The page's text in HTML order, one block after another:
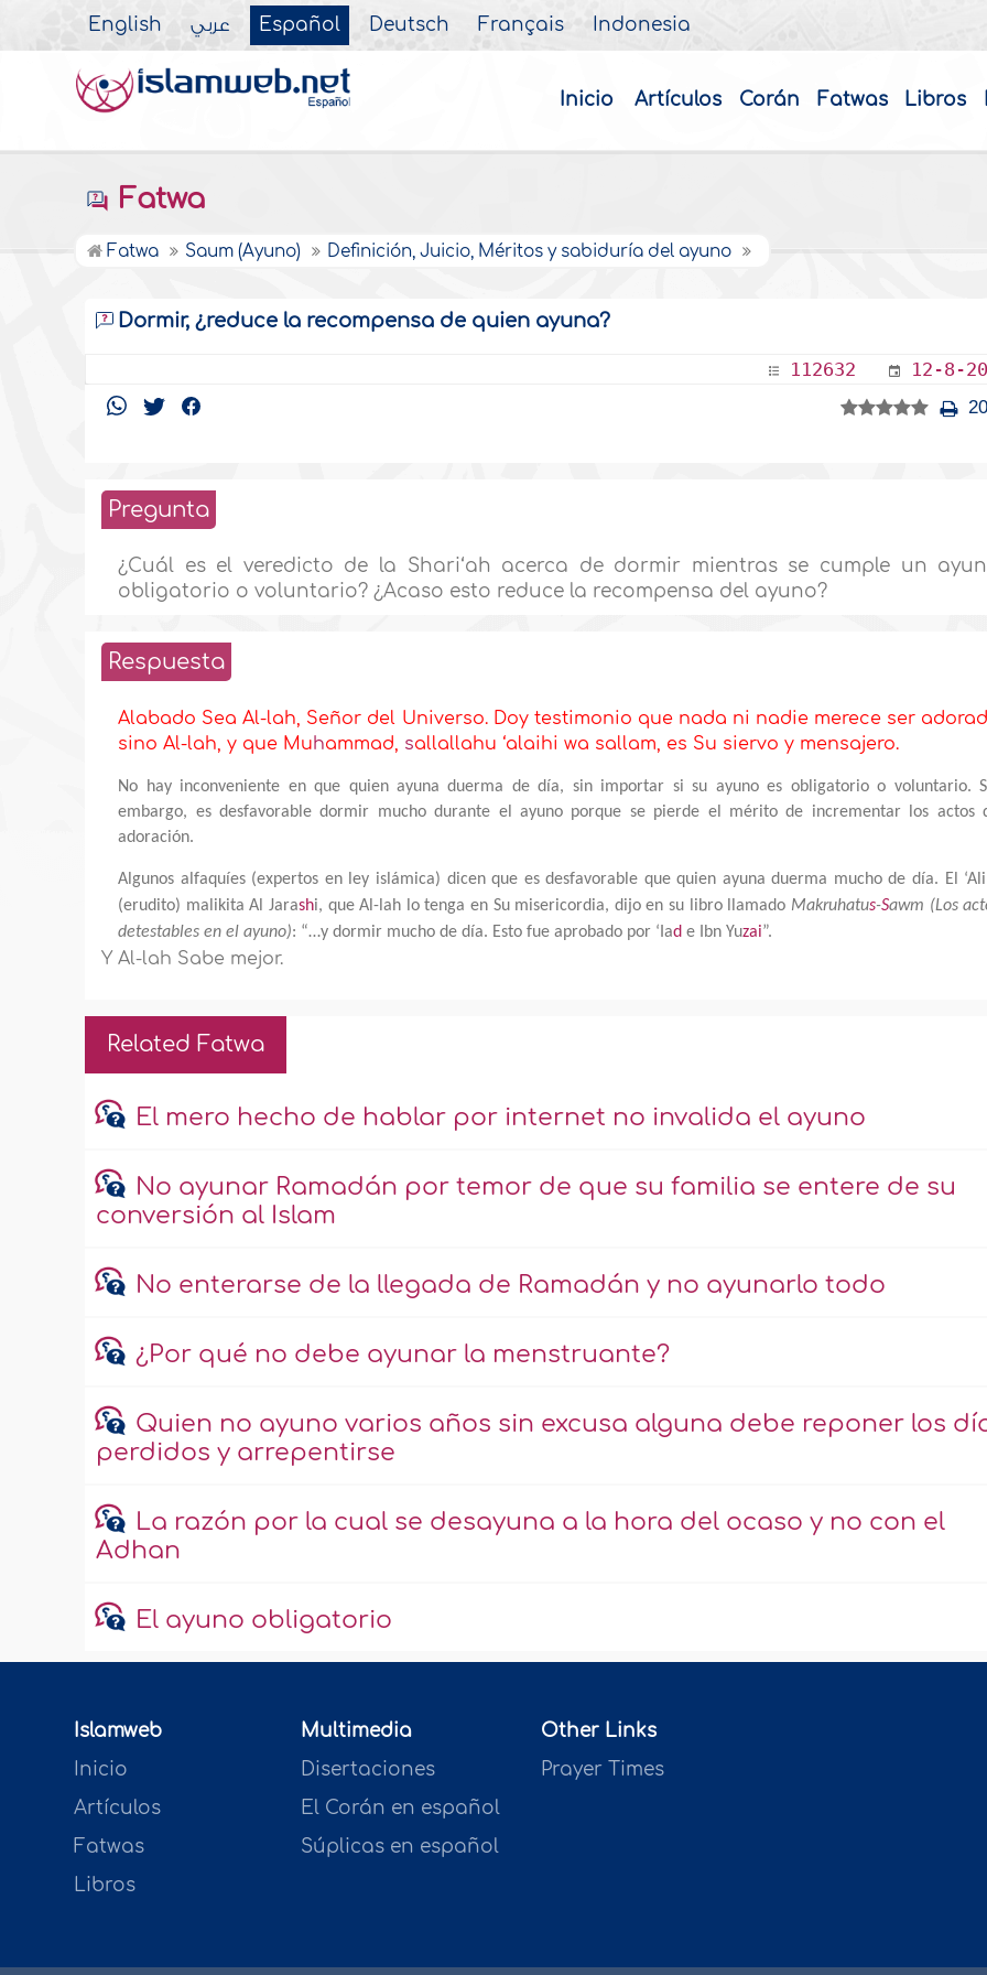
English عربي Español Deutsch Français Indonesia
Inicio Artículos Corán Fatwas Libros
Fatwa
Fatwa Saum (Ayuno) Definición, Juicio, Méritos y sabiduría del ayuno
Dormir, ¿reduce la recompensa de quien ayuna?
112632 12-8-
Pregunta
¿Cuál es el veredicto de la Shari‘ah acerca de dormir mientras se cumple un
obligatorio o voluntario? ¿Acaso esto reduce la recompensa del ayuno?
Respuesta
Alabado Sea Al-lah, Señor del Universo. Doy testimonio que nada ni nadie merece ser
sino Al-lah, y que Muhammad, sallallahu ‘alaihi wa sallam, es Su siervo y mensajero.
No hay inconveniente en que quien ayuna duerma de día, sin importar si su ayuno es obligatorio o voluntario.
embargo, es desfavorable dormir mucho durante el ayuno porque se pierde el mérito de incrementar los actos
adoración.
Algunos alfaquíes (expertos en ley islámica) dicen que es desfavorable que quien ayuna duerma mucho de día. El
(erudito) malikita Al Jarashi, que Al-lah lo tenga en Su misericordia, dijo en su libro llamado Makruhatus-Sawm (Los
detestables en el ayuno): “…y dormir mucho de día. Esto fue aprobado por ‘Iad e Ibn Yuzai”.
Y Al-lah Sabe mejor.
Related Fatwa
El mero hecho de hablar por internet no invalida el ayuno
No ayunar Ramadán por temor de que su familia se entere de su
conversión al Islam
No enterarse de la llegada de Ramadán y no ayunarlo todo
¿Por qué no debe ayunar la menstruante?
Quien no ayuno varios años sin excusa alguna debe reponer los
perdidos y arrepentirse
La razón por la cual se desayuna a la hora del ocaso y no con el
Adhan
El ayuno obligatorio
Islamweb
Inicio
Artículos
Fatwas
Libros
Multimedia
Disertaciones
El Corán en español
Súplicas en español
Other Links
Prayer Times